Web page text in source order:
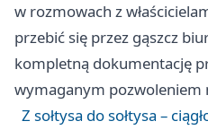
w rozmowach z
przebić się przez gąszcz
kompletną dokumentację
wymaganym pozwoleniem
Z sołtysa do sołtysa –